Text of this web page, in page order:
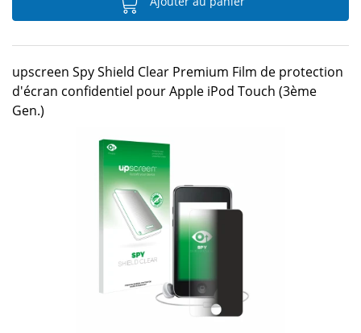
upscreen Spy Shield Clear Premium Film de protection
d'écran confidentiel pour Apple iPod Touch (3ème
Gen.)